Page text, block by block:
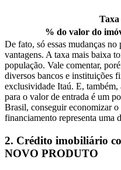
Taxa
% do valor do
De fato, só essas mudanças
vantagens. A taxa mais baixa
população. Vale comentar,
diversos bancos e instituições
exclusividade Itaú. E, também,
para o valor de entrada é um
Brasil, conseguir economizar
financiamento representa uma
2. Crédito imobiliário
NOVO PRODUTO